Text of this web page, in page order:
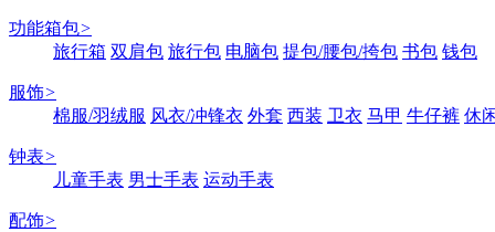
功能箱包>
旅行箱 双肩包 旅行包 电脑包 提包/腰包/挎包 书包 钱包
服饰>
棉服/羽绒服 风衣/冲锋衣 外套 西装 卫衣 马甲 牛仔裤 休
钟表>
儿童手表 男士手表 运动手表
配饰>